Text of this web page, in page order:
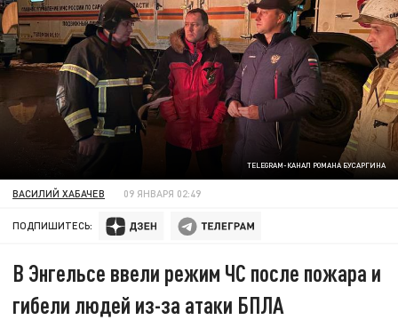
TELEGRAM-КАНАЛ РОМАНА БУСАРГИНА
ВАСИЛИЙ ХАБАЧЕВ 09 ЯНВАРЯ 02:49
ПОДПИШИТЕСЬ:
В Энгельсе ввели режим ЧС после пожара и
гибели людей из-за атаки БПЛА